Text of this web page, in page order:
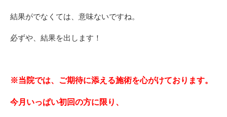
結果がでなくては、意味ないですね。
必ずや、結果を出します！
※当院では、ご期待に添える施術を心がけております。
今月いっぱい初回の方に限り、